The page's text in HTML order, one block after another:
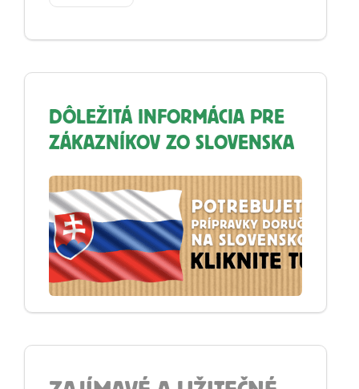
DÔLEŽITÁ INFORMÁCIA PRE
ZÁKAZNÍKOV ZO SLOVENSKA